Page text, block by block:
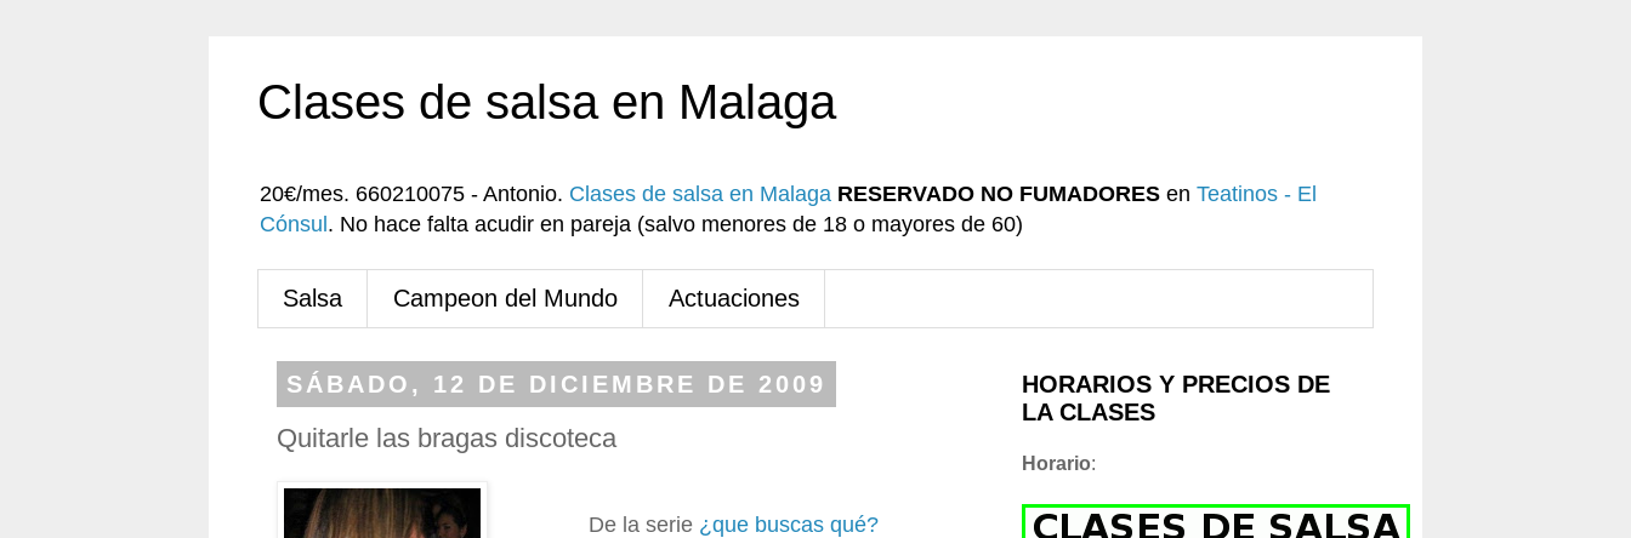
Clases de salsa en Malaga
20€/mes. 660210075 - Antonio. Clases de salsa en Malaga RESERVADO NO FUMADORES en Teatinos - El
Cónsul . No hace falta acudir en pareja (salvo menores de 18 o mayores de 60)
Salsa Campeon del Mundo Actuaciones
SÁBADO, 12 DE DICIEMBRE DE 2009
Quitarle las bragas discoteca
De la serie ¿que buscas qué?
HORARIOS Y PRECIOS DE
LA CLASES
Horario: